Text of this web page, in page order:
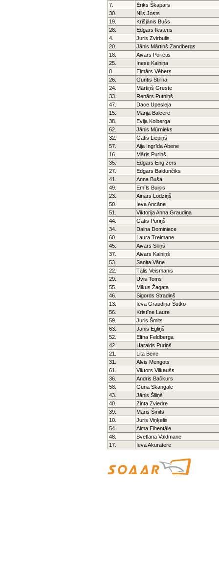
7.
Ēriks Škapars
30.
Nils Josts
19.
Krišjānis Bušs
28.
Edgars Ikstens
4.
Juris Zvirbulis
20.
Jānis Mārtiņš Zandbergs
18.
Aivars Porietis
25.
Inese Kalniņa
8.
Elmārs Vēbers
26.
Guntis Stirna
24.
Mārtiņš Greste
33.
Renārs Putniņš
47.
Dace Upesleja
15.
Marija Balcere
38.
Evija Kolberga
62.
Jānis Mūrnieks
32.
Gatis Liepiņš
57.
Aija Ingrīda Abene
16.
Māris Puriņš
35.
Edgars Engīzers
27.
Edgars Baldunčiks
41.
Anna Buša
49.
Emīls Buiķis
23.
Ainars Lodziņš
50.
Ieva Ancāne
51.
Viktorija Anna Graudiņa
44.
Gatis Puriņš
34.
Daina Dominiece
60.
Laura Treimane
45.
Aivars Siliņš
37.
Aivars Kalniņš
53.
Sanita Vāne
22.
Tālis Veismanis
29.
Uvis Toms
55.
Mikus Žagata
46.
Sigords Stradiņš
13.
Ieva Graudiņa-Šutko
56.
Kristīne Laure
59.
Juris Šmits
63.
Jānis Egliņš
52.
Elīna Feldberga
42.
Haralds Puriņš
21.
Lita Beire
31.
Alvis Mengots
61.
Viktors Vilkaušs
36.
Andris Bačkurs
58.
Guna Skangale
43.
Jānis Šiliņš
40.
Zinta Zviedre
39.
Māris Šmits
10.
Juris Viņķelis
54.
Alma Eihentāle
48.
Svetlana Valdmane
17.
Ieva Akuratere